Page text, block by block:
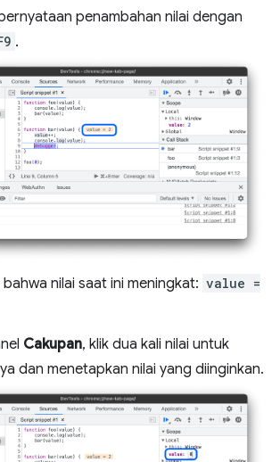
penambahan nilai dengan
.
nilai saat ini meningkat: value =
Cakupan, klik dua kali nilai untuk
dan menetapkan nilai yang diinginkan.